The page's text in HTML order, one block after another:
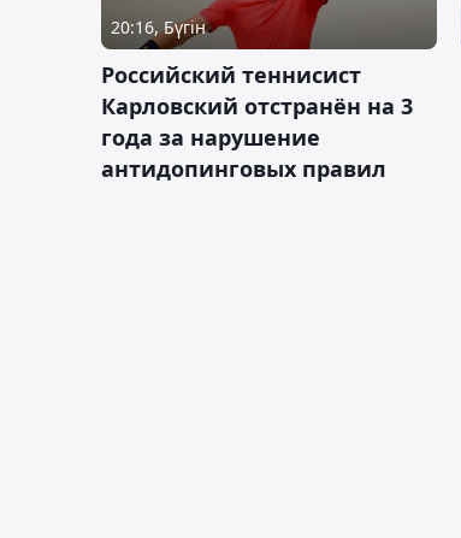
20:16, Бүгін
Российский теннисист
Карловский отстранён на 3
года за нарушение
антидопинговых правил